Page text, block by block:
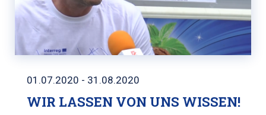
01.07.2020 - 31.08.2020
WIR LASSEN VON UNS WISSEN!